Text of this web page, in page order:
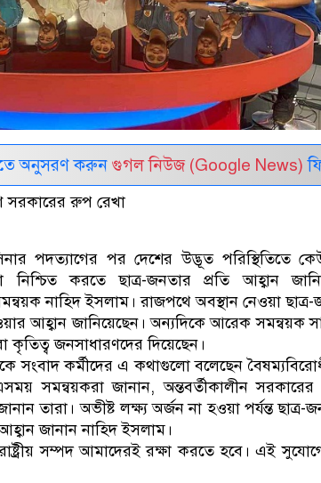
অনুসরণ করুন গুগল নিউজ (Google News)
সরকারের রুপ রেখা
পদত্যাগের পর দেশের উদ্ভূত পরিস্থিতিতে
করতে ছাত্র-জনতার প্রতি আহ্বান
নাহিদ ইসলাম। রাজপথে অবস্থান নেওয়া
আহ্বান জানিয়েছেন। অন্যদিকে আরেক সমন্বয়ক
জনসাধারণদের দিয়েছেন।
সংবাদ কর্মীদের এ কথাগুলো বলেছেন
সমন্বয়করা জানান, অন্তবর্তীকালীন
তারা। অভীষ্ট লক্ষ্য অর্জন না হওয়া পর্যন্ত ছাত্র-
জানান নাহিদ ইসলাম।
সম্পদ আমাদেরই রক্ষা করতে হবে। এই